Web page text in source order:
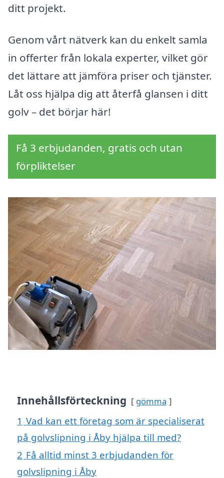
ditt projekt.
Genom vårt nätverk kan du enkelt samla
in offerter från lokala experter, vilket gör
det lättare att jämföra priser och tjänster.
Låt oss hjälpa dig att återfå glansen i ditt
golv – det börjar här!
Få 3 erbjudanden, gratis och utan
förpliktelser
Innehållsförteckning gömma
1 Vad kan ett företag som är specialiserat
på golvslipning i Åby hjälpa till med?
2 Få alltid minst 3 erbjudanden för
golvslipning i Åby